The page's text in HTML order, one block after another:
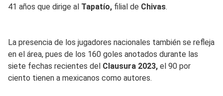
41 años que dirige al Tapatío, filial de Chivas.
La presencia de los jugadores nacionales también se refleja
en el área, pues de los 160 goles anotados durante las
siete fechas recientes del Clausura 2023, el 90 por
ciento tienen a mexicanos como autores.